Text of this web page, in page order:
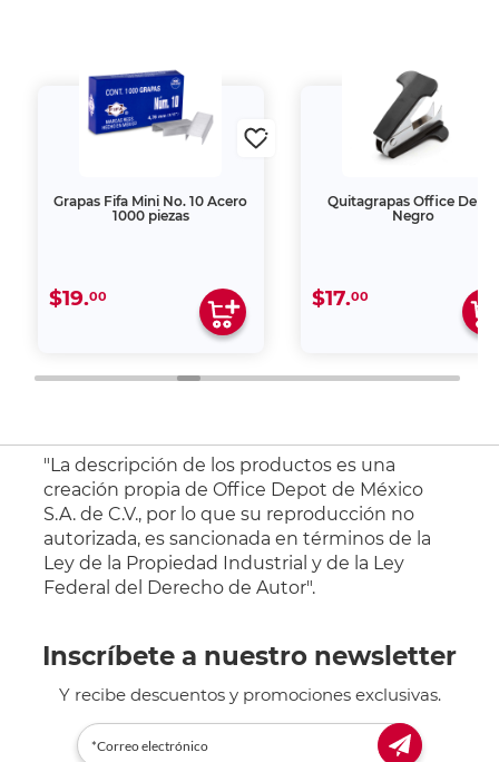
Fifa Mini No. 10 Acero
Quitagrapas Office Depot
$17.
"La descripción de los productos es una
creación propia de Office Depot de México
S.A. de C.V., por lo que su reproducción no
autorizada, es sancionada en términos de la
Ley de la Propiedad Industrial y de la Ley
Federal del Derecho de Autor".
Inscríbete a nuestro newsletter
Y recibe descuentos y promociones exclusivas.